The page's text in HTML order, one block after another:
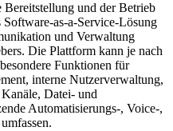
Bereitstellung und der Betrieb
Software-as-a-Service-Lösung
und Verwaltung
Die Plattform kann je nach
Funktionen für
interne Nutzerverwaltung,
Datei- und
Automatisierungs-, Voice-,